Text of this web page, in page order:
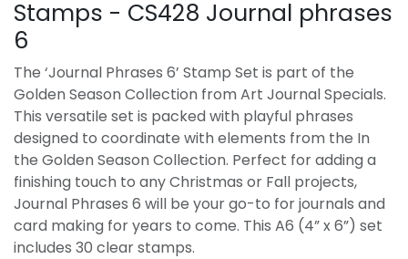
Stamps - CS428 Journal phrases
6
The ‘Journal Phrases 6’ Stamp Set is part of the
Golden Season Collection from Art Journal Specials.
This versatile set is packed with playful phrases
designed to coordinate with elements from the In
the Golden Season Collection. Perfect for adding a
finishing touch to any Christmas or Fall projects,
Journal Phrases 6 will be your go-to for journals and
card making for years to come. This A6 (4” x 6”) set
includes 30 clear stamps.